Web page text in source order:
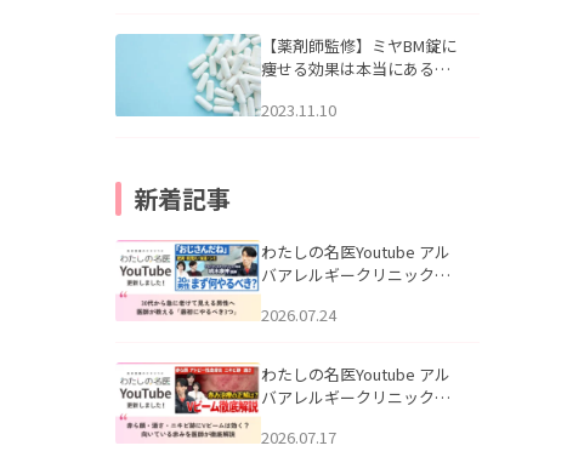
【薬剤師監修】ミヤBM錠に
痩せる効果は本当にある
2023.11.10
新着記事
わたしの名医Youtube アル
バアレルギークリニック札
える男性へ｜医師が教える
公開いたしました。
2026.07.24
わたしの名医Youtube アル
バアレルギークリニック札
跡にVビームは効く？向いて
2026.07.17